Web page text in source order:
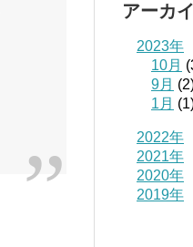
アーカ
2023年
10月
9月
1月
2022年
2021年
2020年
2019年